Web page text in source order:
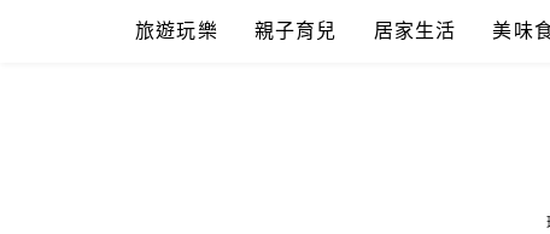
旅遊玩樂 親子育兒 居家生活 美味